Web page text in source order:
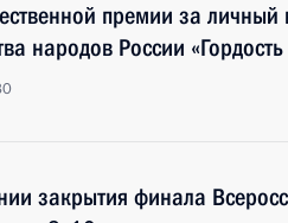
премии за личный
народов России
закрытия финала